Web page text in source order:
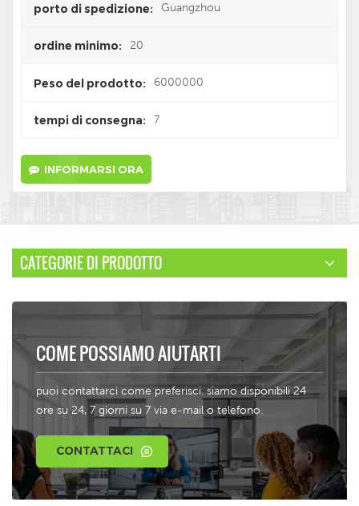
porto di spedizione: Guangzhou
ordine minimo: 20
Peso del prodotto: 6000000
tempi di consegna: 7
INFORMARSI ORA
CATEGORIE DI PRODOTTO
COME POSSIAMO AIUTARTI
puoi contattarci come preferisci. siamo disponibili 24
ore su 24, 7 giorni su 7 via e-mail o telefono.
CONTATTACI